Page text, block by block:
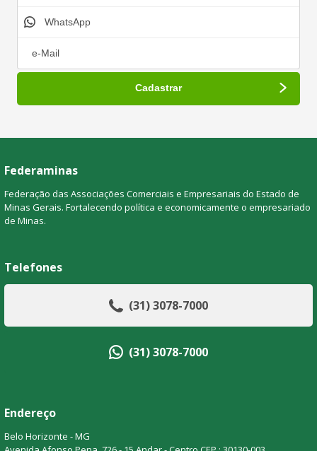
Federaminas
Federação das Associações Comerciais e Empresariais do Estado de
Minas Gerais. Fortalecendo política e economicamente o empresariado
de Minas.
Telefones
(31) 3078-7000
(31) 3078-7000
Endereço
Belo Horizonte - MG